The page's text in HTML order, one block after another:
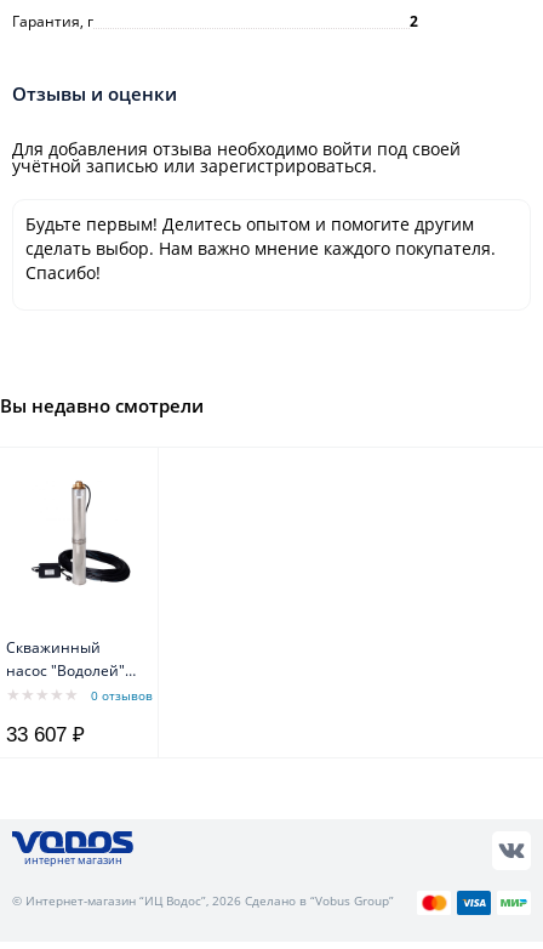
Гарантия, г
2
Отзывы и оценки
Для добавления отзыва необходимо войти под своей
учётной записью или зарегистрироваться.
Будьте первым! Делитесь опытом и помогите другим
сделать выбор. Нам важно мнение каждого покупателя.
Спасибо!
Вы недавно смотрели
Скважинный
насос "Водолей"
БЦПЭ 0.5-100У,0 отзывов
33 607 ₽
интернет магазин
© Интернет-магазин “ИЦ Водос”, 2026 Сделано в “Vobus Group”